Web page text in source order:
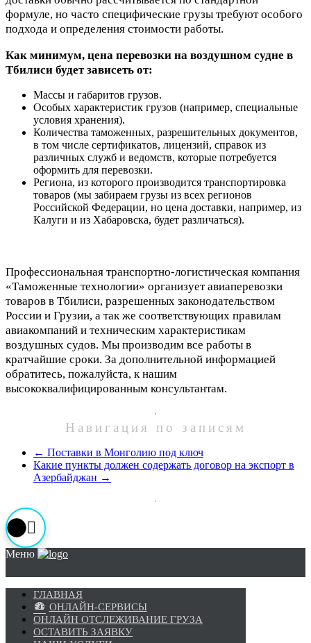
формуле, но часто специфические грузы требуют особого
подхода и определения стоимости работы.
Как минимум, цена перевозки на воздушном судне в
Тбилиси будет зависеть от:
Массы и габаритов грузов.
Особых характеристик грузов (например, специальные
условия хранения).
Количества таможенных, разрешительных документов,
в том числе сертификатов, лицензий, справок из
различных служб и ведомств, которые потребуется
оформить для перевозки.
Региона, из которого производится транспортировка
товаров (мы забираем грузы из всех регионов
Российской Федерации, но цена доставки, например, из
Калуги и из Хабаровска, будет различаться).
Профессиональная транспортно-логистическая компания
«Таможенные технологии» организует авиаперевозки
товаров в Тбилиси, разрешенных законодательством
России и Грузии, а так же соответствующих правилам
авиакомпаний и техническим характеристикам
воздушных судов. Мы производим все работы в
кратчайшие сроки. За дополнительной информацией
обратитесь, пожалуйста, к нашим
высококвалифицированным консультантам.
Навигация по записям
← Поставки в Монголию под ключ
Какие пункты должен содержать договор на экспорт в
Азербайджан →
Меню
ГЛАВНАЯ
ОНЛАЙН-СЕРВИСЫ
ОНЛАЙН ОТСЛЕЖИВАНИЕ ГРУЗА
ОСТАВИТЬ ЗАЯВКУ